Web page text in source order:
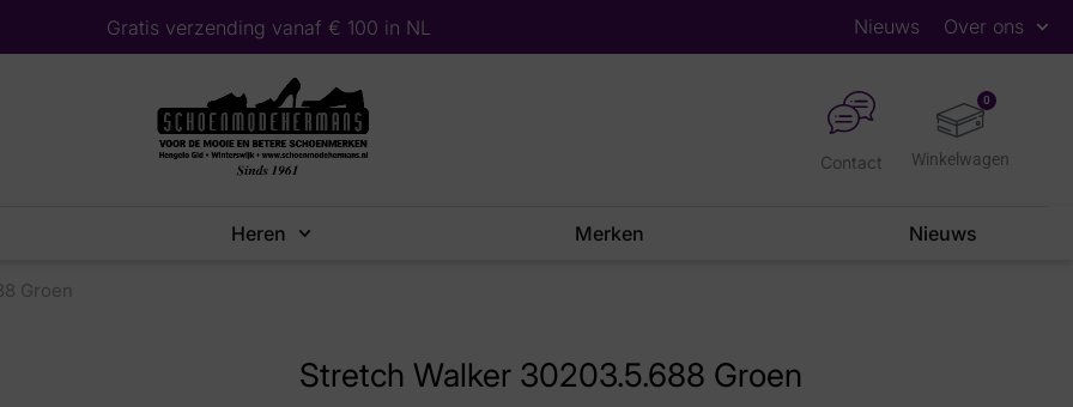
Gratis verzending vanaf € 100 in NL Nieuws Over ons
0
Contact
Heren Merken Nieuws
Groen
Stretch Walker 30203.5.688 Groen